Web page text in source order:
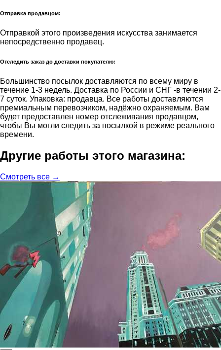
Отправка продавцом:
Отправкой этого произведения искусства занимается
непосредственно продавец.
Отследить заказ до доставки покупателю:
Большинство посылок доставляются по всему миру в
течение 1-3 недель. Доставка по России и СНГ -в течении 2-
7 суток. Упаковка: продавца. Все работы доставляются
премиальным перевозчиком, надёжно охраняемым. Вам
будет предоставлен номер отслеживания продавцом,
чтобы Вы могли следить за посылкой в режиме реального
времени.
Другие работы этого магазина:
Смотреть все →